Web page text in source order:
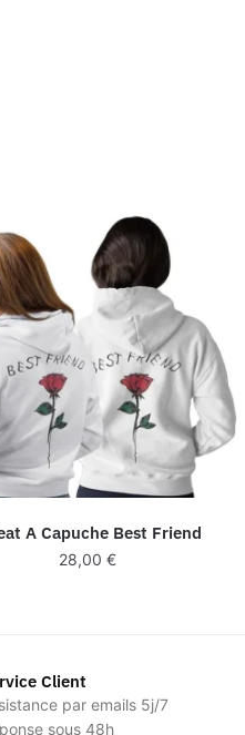
A Capuche Best Friend
28,00€
Client
par emails 5j/7
sous 48h